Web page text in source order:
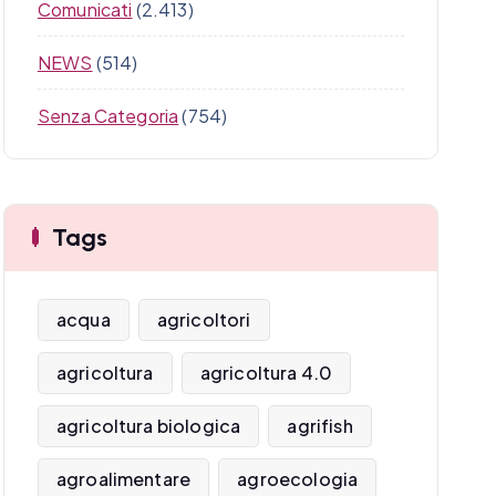
Comunicati (2.413)
NEWS (514)
Senza Categoria(754)
Tags
acqua agricoltori
agricoltura agricoltura 4.0
agricoltura biologica agrifish
agroalimentare agroecologia